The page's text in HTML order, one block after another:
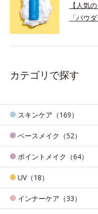
【人気
「パウ
カテゴリで探す
スキンケア（169）
ベースメイク（52）
ポイントメイク（64）
UV（18）
インナーケア（33）